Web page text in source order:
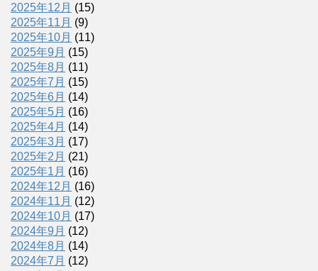
2025年12月 (15)
2025年11月 (9)
2025年10月 (11)
2025年9月 (15)
2025年8月 (11)
2025年7月 (15)
2025年6月 (14)
2025年5月 (16)
2025年4月 (14)
2025年3月 (17)
2025年2月 (21)
2025年1月 (16)
2024年12月 (16)
2024年11月 (12)
2024年10月 (17)
2024年9月 (12)
2024年8月 (14)
2024年7月 (12)